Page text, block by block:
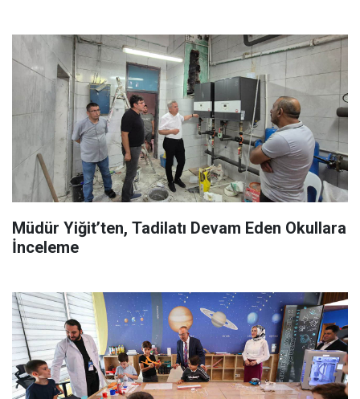
Müdür Yiğit’ten, Tadilatı Devam Eden Okullara
İnceleme